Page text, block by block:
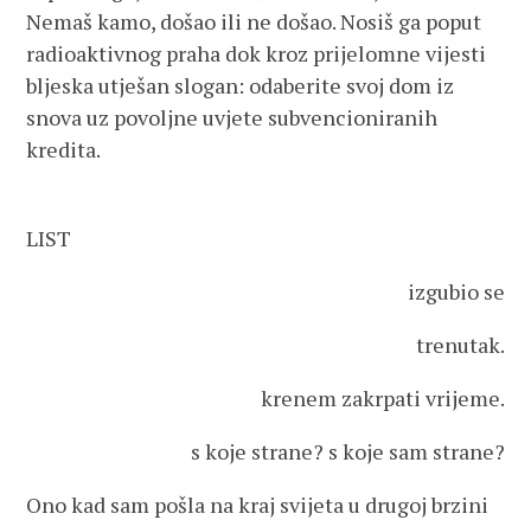
Nemaš kamo, došao ili ne došao. Nosiš ga poput
radioaktivnog praha dok kroz prijelomne vijesti
bljeska utješan slogan: odaberite svoj dom iz
snova uz povoljne uvjete subvencioniranih
kredita.
LIST
izgubio se
trenutak.
krenem zakrpati vrijeme.
s koje strane? s koje sam strane?
Ono kad sam pošla na kraj svijeta u drugoj brzini